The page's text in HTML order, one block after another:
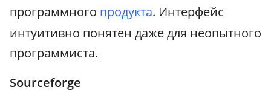
программного продукта. Интерфейс
интуитивно понятен даже для неопытного
программиста.
Sourceforge